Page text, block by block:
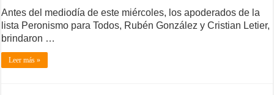
Antes del mediodía de este miércoles, los apoderados de la
lista Peronismo para Todos, Rubén González y Cristian Letier,
brindaron …
Leer más »